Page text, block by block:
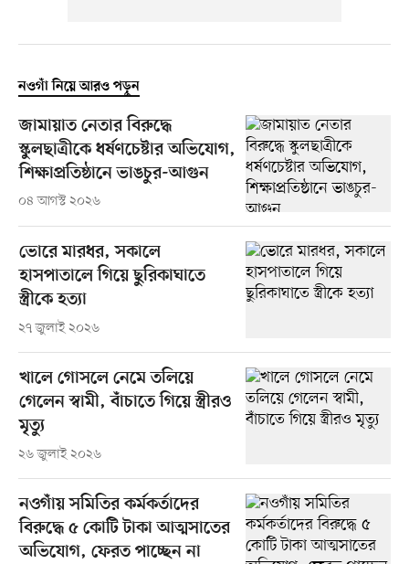
নওগাঁ নিয়ে আরও পড়ুন
জামায়াত নেতার বিরুদ্ধে
স্কুলছাত্রীকে ধর্ষণচেষ্টার অভিযোগ,
শিক্ষাপ্রতিষ্ঠানে ভাঙচুর-আগুন
০৪ আগস্ট ২০২৬
ভোরে মারধর, সকালে
হাসপাতালে গিয়ে ছুরিকাঘাতে
স্ত্রীকে হত্যা
২৭ জুলাই ২০২৬
খালে গোসলে নেমে তলিয়ে
গেলেন স্বামী, বাঁচাতে গিয়ে স্ত্রীরও
মৃত্যু
২৬ জুলাই ২০২৬
নওগাঁয় সমিতির কর্মকর্তাদের
বিরুদ্ধে ৫ কোটি টাকা আত্মসাতের
অভিযোগ, ফেরত পাচ্ছেন না